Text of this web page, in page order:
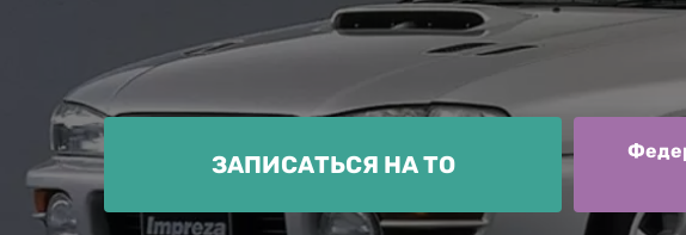
ЗАПИСАТЬСЯ НА ТО